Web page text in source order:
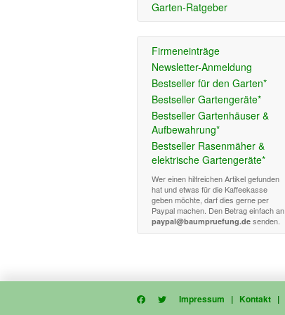
Garten-Ratgeber
Firmeneinträge
Newsletter-Anmeldung
Bestseller für den Garten*
Bestseller Gartengeräte*
Bestseller Gartenhäuser &
Aufbewahrung*
Bestseller Rasenmäher &
elektrische Gartengeräte*
Wer einen hilfreichen Artikel gefunden
hat und etwas für die Kaffeekasse
geben möchte, darf dies gerne per
Paypal machen. Den Betrag einfach an
paypal@baumpruefung.de senden.
Impressum | Kontakt |